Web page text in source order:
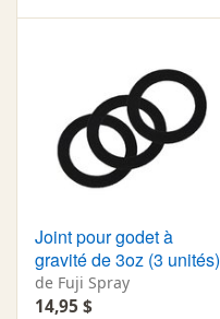
Joint pour godet à
gravité de 3oz (3 unités)
de Fuji Spray
14,95 $